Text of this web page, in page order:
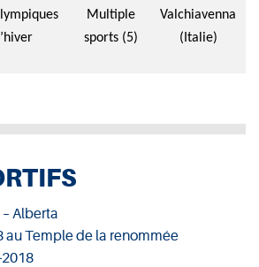
Multiple
sports (5)
Valchiavenna
(Italie)
Alberta
au Temple de la renommée